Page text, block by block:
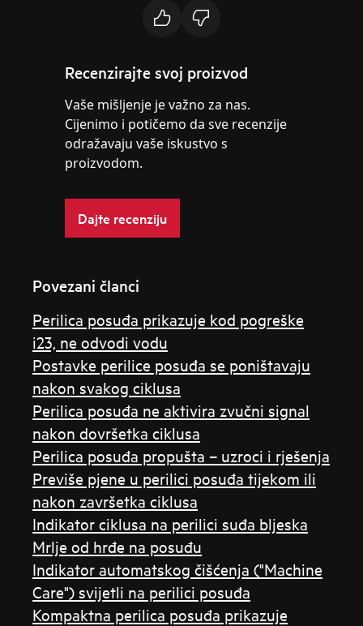
Recenzirajte svoj proizvod
Vaše mišljenje je važno za nas.
Cijenimo i potičemo da sve recenzije
odražavaju vaše iskustvo s
proizvodom.
Dajte recenziju
Povezani članci
Perilica posuđa prikazuje kod pogreške
i23, ne odvodi vodu
Postavke perilice posuđa se poništavaju
nakon svakog ciklusa
Perilica posuđa ne aktivira zvučni signal
nakon dovršetka ciklusa
Perilica posuđa propušta – uzroci i rješenja
Previše pjene u perilici posuđa tijekom ili
nakon završetka ciklusa
Indikator ciklusa na perilici suđa bljeska
Mrlje od hrđe na posuđu
Indikator automatskog čišćenja ("Machine
Care") svijetli na perilici posuđa
Kompaktna perilica posuđa prikazuje